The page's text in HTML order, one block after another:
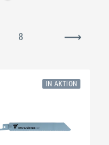
8
IN AKTION